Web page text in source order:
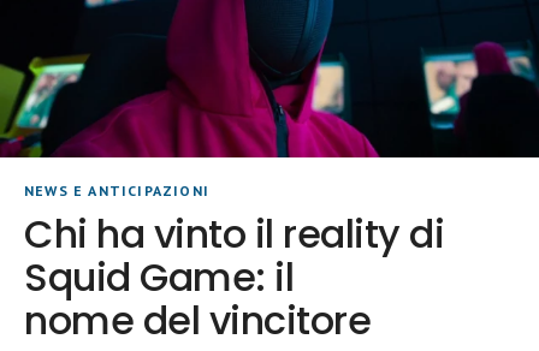
NEWS E ANTICIPAZIONI
Chi ha vinto il reality di
Squid Game: il
nome del vincitore